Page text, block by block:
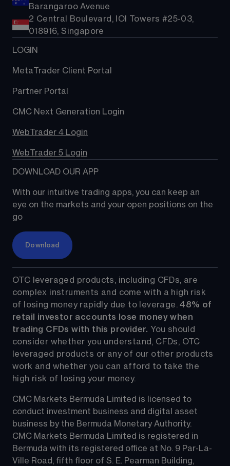
Barangaroo Avenue
2 Central Boulevard, IOI Towers #25-03,
018916, Singapore
LOGIN
MetaTrader Client Portal
Partner Portal
CMC Next Generation Login
WebTrader 4 Login
WebTrader 5 Login
DOWNLOAD OUR APP
With our intuitive trading apps, you can keep an
eye on the markets and your open positions on the
go
Download
OTC leveraged products, including CFDs, are
complex instruments and come with a high risk
of losing money rapidly due to leverage. 48% of
retail investor accounts lose money when
trading CFDs with this provider. You should
consider whether you understand, CFDs, OTC
leveraged products or any of our other products
work and whether you can afford to take the
high risk of losing your money.
CMC Markets Bermuda Limited is licensed to
conduct investment business and digital asset
business by the Bermuda Monetary Authority.
CMC Markets Bermuda Limited is registered in
Bermuda with its registered office at No. 9 Par-La-
Ville Road, fifth floor of S. E. Pearman Building,